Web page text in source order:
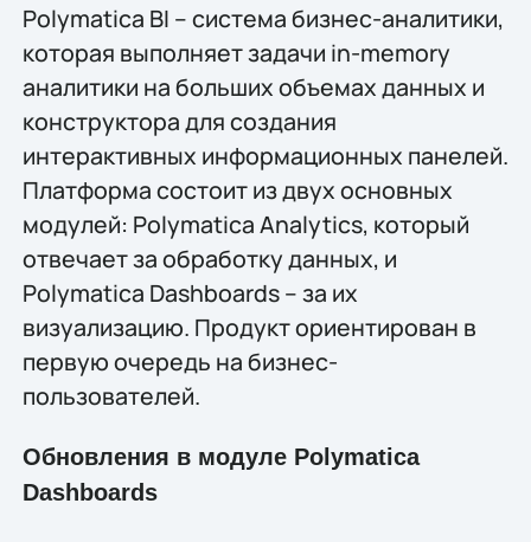
Polymatica BI – система бизнес-аналитики,
которая выполняет задачи in-memory
аналитики на больших объемах данных и
конструктора для создания
интерактивных информационных панелей.
Платформа состоит из двух основных
модулей: Polymatica Analytics, который
отвечает за обработку данных, и
Polymatica Dashboards – за их
визуализацию. Продукт ориентирован в
первую очередь на бизнес-
пользователей.
Обновления в модуле Polymatica
Dashboards